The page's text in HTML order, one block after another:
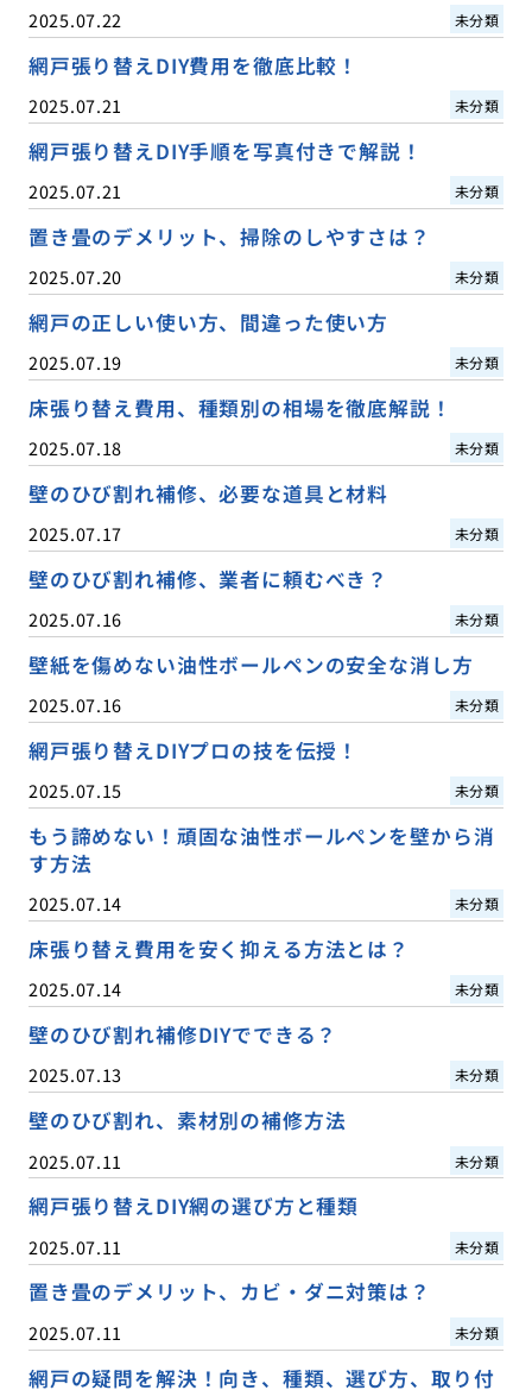
2025.07.22 未分類
網戸張り替えDIY費用を徹底比較！
2025.07.21 未分類
網戸張り替えDIY手順を写真付きで解説！
2025.07.21 未分類
置き畳のデメリット、掃除のしやすさは？
2025.07.20 未分類
網戸の正しい使い方、間違った使い方
2025.07.19 未分類
床張り替え費用、種類別の相場を徹底解説！
2025.07.18 未分類
壁のひび割れ補修、必要な道具と材料
2025.07.17 未分類
壁のひび割れ補修、業者に頼むべき？
2025.07.16 未分類
壁紙を傷めない油性ボールペンの安全な消し方
2025.07.16 未分類
網戸張り替えDIYプロの技を伝授！
2025.07.15 未分類
もう諦めない！頑固な油性ボールペンを壁から消
す方法
2025.07.14 未分類
床張り替え費用を安く抑える方法とは？
2025.07.14 未分類
壁のひび割れ補修DIYでできる？
2025.07.13 未分類
壁のひび割れ、素材別の補修方法
2025.07.11 未分類
網戸張り替えDIY網の選び方と種類
2025.07.11 未分類
置き畳のデメリット、カビ・ダニ対策は？
2025.07.11 未分類
網戸の疑問を解決！向き、種類、選び方、取り付